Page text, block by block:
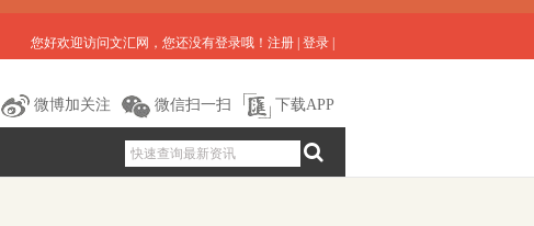
您好欢迎访问文汇网，您还没有登录哦！ 注册 登录
微博加关注 微信扫一扫 下载APP